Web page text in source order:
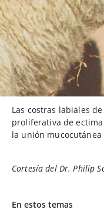
Las costras labiales
proliferativa de
la unión mucocutánea
Cortesía del Dr. Philip
En estos temas